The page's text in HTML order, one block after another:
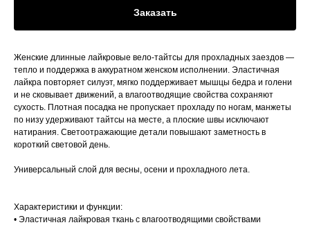
Заказать
Женские длинные лайкровые вело-тайтсы для прохладных заездов —
тепло и поддержка в аккуратном женском исполнении. Эластичная
лайкра повторяет силуэт, мягко поддерживает мышцы бедра и голени
и не сковывает движений, а влагоотводящие свойства сохраняют
сухость. Плотная посадка не пропускает прохладу по ногам, манжеты
по низу удерживают тайтсы на месте, а плоские швы исключают
натирания. Светоотражающие детали повышают заметность в
короткий световой день.
Универсальный слой для весны, осени и прохладного лета.
Характеристики и функции:
• Эластичная лайкровая ткань с влагоотводящими свойствами